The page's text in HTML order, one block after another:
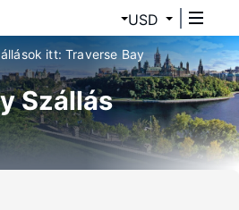
USD
itt: Traverse Bay
Szállás